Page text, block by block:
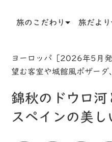
旅のこだわり 旅だより
ヨーロッパ［2026年5月
望む客室や城館風ポザーダ
錦秋のドウロ河
スペインの美し